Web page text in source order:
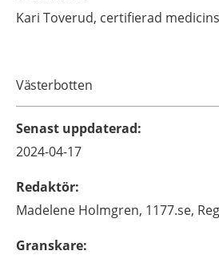
Kari Toverud, certifierad
Västerbotten
Senast uppdaterad:
2024-04-17
Redaktör:
Madelene Holmgren, 1177.se,
Granskare: